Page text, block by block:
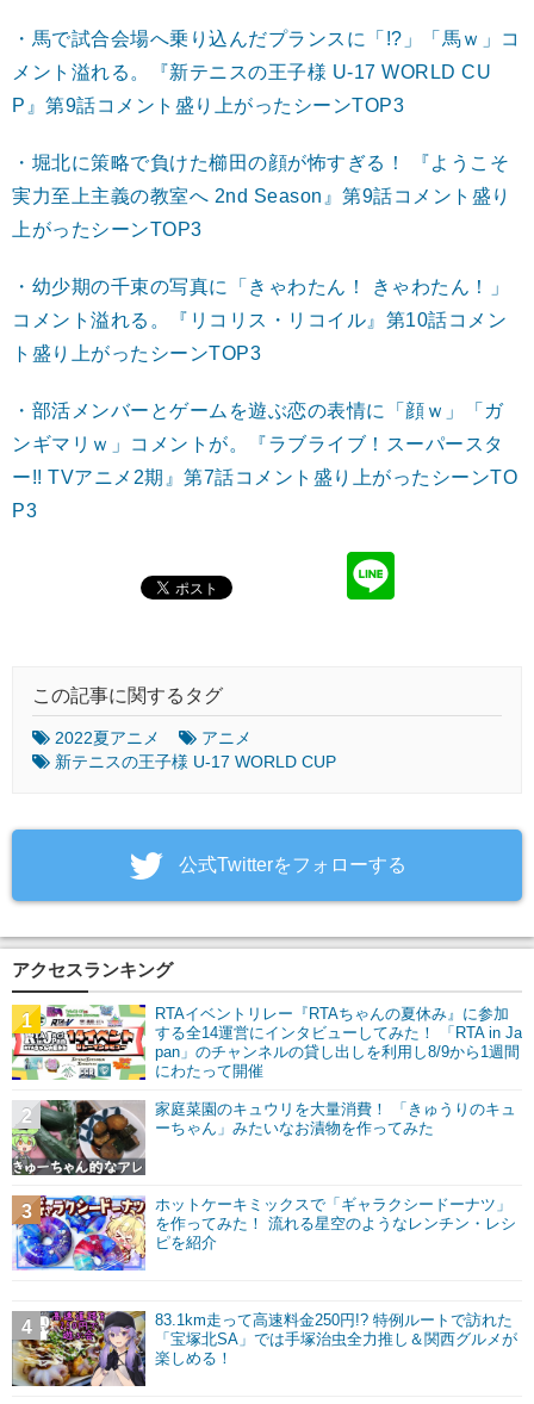
・馬で試合会場へ乗り込んだプランスに「!?」「馬ｗ」コ
メント溢れる。『新テニスの王子様 U-17 WORLD CU
P』第9話コメント盛り上がったシーンTOP3
・堀北に策略で負けた櫛󠄁田の顔が怖すぎる！ 『ようこそ
実力至上主義の教室へ 2nd Season』第9話コメント盛り
上がったシーンTOP3
・幼少期の千束の写真に「きゃわたん！ きゃわたん！」
コメント溢れる。『リコリス・リコイル』第10話コメン
ト盛り上がったシーンTOP3
・部活メンバーとゲームを遊ぶ恋の表情に「顔ｗ」「ガ
ンギマリｗ」コメントが。『ラブライブ！スーパースタ
ー!! TVアニメ2期』第7話コメント盛り上がったシーンTO
P3
この記事に関するタグ
2022夏アニメ
アニメ
新テニスの王子様 U-17 WORLD CUP
‎公式Twitterをフォローする
アクセスランキング
RTAイベントリレー『RTAちゃんの夏休み』に参加
する全14運営にインタビューしてみた！ 「RTA in Ja
pan」のチャンネルの貸し出しを利用し8/9から1週間
にわたって開催
1
家庭菜園のキュウリを大量消費！ 「きゅうりのキュ
ーちゃん」みたいなお漬物を作ってみた
2
ホットケーキミックスで「ギャラクシードーナツ」
を作ってみた！ 流れる星空のようなレンチン・レシ
ピを紹介
3
83.1km走って高速料金250円!? 特例ルートで訪れた
「宝塚北SA」では手塚治虫全力推し＆関西グルメが
楽しめる！
4